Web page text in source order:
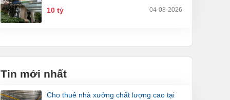
10 tỷ
04-08-2026
Tin mới nhất
cho thuê nhà xưởng chất lượng cao tại